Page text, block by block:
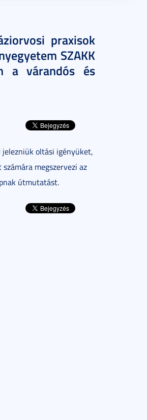
praxisok
SZAKK
a várandós és
jelezniük oltási igényüket,
megszervezi az
útmutatást.